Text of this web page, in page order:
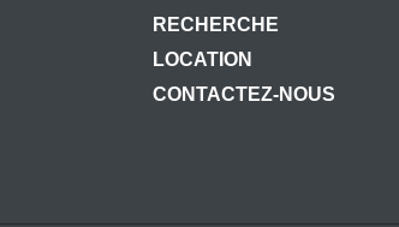
RECHERCHE
LOCATION
CONTACTEZ-NOUS